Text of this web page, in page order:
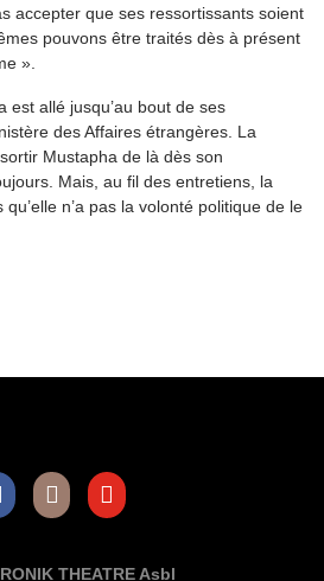
accepter que ses ressortissants soient
pouvons être traités dès à présent
».
est allé jusqu’au bout de ses
des Affaires étrangères. La
Mustapha de là dès son
Mais, au fil des entretiens, la
n’a pas la volonté politique de le
THEATRE Asbl